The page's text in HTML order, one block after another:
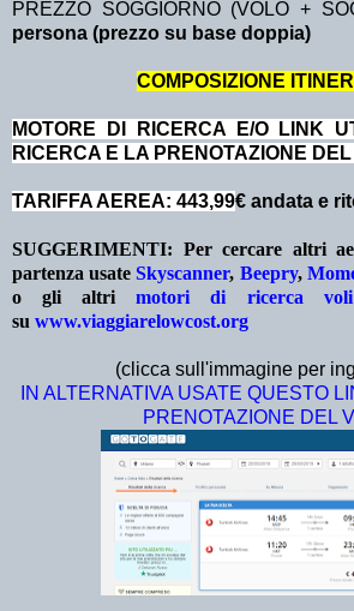
PREZZO SOGGIORNO (VOLO +
persona (prezzo su base doppia)
COMPOSIZIONE
MOTORE DI RICERCA E/O LINK
RICERCA E LA PRENOTAZIONE
TARIFFA AEREA: 443,99€ andata e
SUGGERIMENTI: Per cercare altri
partenza usateSkyscanner, Beepry,
o gli altrimotori di ricerca voli
su www.viaggiarelowcost.org
(clicca sull'immagine per
IN ALTERNATIVA USATE QUESTO
PRENOTAZIONE DEL